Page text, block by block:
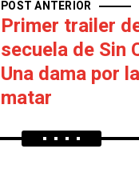
POST ANTERIOR
Primer trailer
secuela de Sin
Una dama por
matar